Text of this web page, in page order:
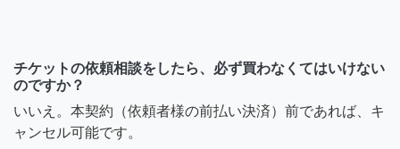
チケットの依頼相談をしたら、必ず買わなくてはいけない
のですか？
いいえ。本契約（依頼者様の前払い決済）前であれば、キ
ャンセル可能です。